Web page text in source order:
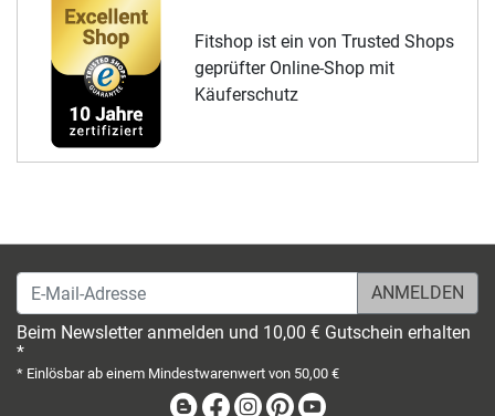
Fitshop ist ein von Trusted Shops
geprüfter Online-Shop mit
Käuferschutz
E-Mail-Adresse
Beim Newsletter anmelden und 10,00 € Gutschein erhalten
*
* Einlösbar ab einem Mindestwarenwert von 50,00 €
BlogFacebook
Instagram
Pinterest